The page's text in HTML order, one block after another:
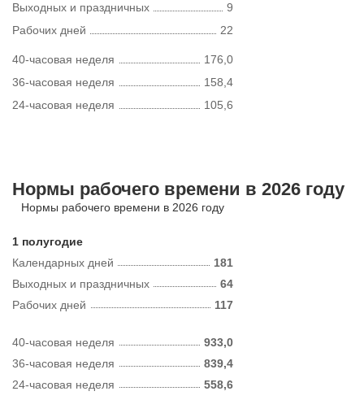
Выходных и праздничных
9
Рабочих дней
22
40-часовая неделя
176,0
36-часовая неделя
158,4
24-часовая неделя
105,6
Нормы рабочего времени в 2026 году
Нормы рабочего времени в 2026 году
1 полугодие
Календарных дней
181
Рабочих дней 117
Выходных и праздничных 64
40-часовая неделя
933,0
36-часовая неделя
839,4
24-часовая неделя
558,6